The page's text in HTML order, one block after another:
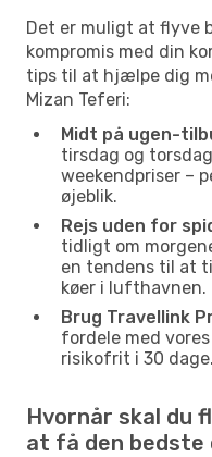
Det er muligt at flyve
kompromis med din
tips til at hjælpe dig
Mizan Teferi:
Midt på ugen-
tirsdag og
weekendpriser –
øjeblik.
Rejs uden for
tidligt om
en tendens til at
køer i lufthavnen.
Brug Travellink
fordele med
risikofrit i 30 dage.
Hvornår skal du
at få den bedste